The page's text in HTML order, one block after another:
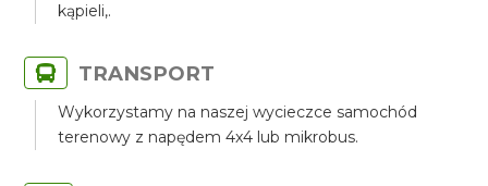
kąpieli,.
TRANSPORT
Wykorzystamy na naszej wycieczce samochód
terenowy z napędem 4x4 lub mikrobus.